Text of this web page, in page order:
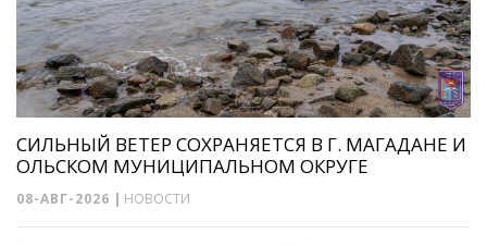
СИЛЬНЫЙ ВЕТЕР СОХРАНЯЕТСЯ В Г. МАГАДАНЕ И
ОЛЬСКОМ МУНИЦИПАЛЬНОМ ОКРУГЕ
08-АВГ-2026 | НОВОСТИ